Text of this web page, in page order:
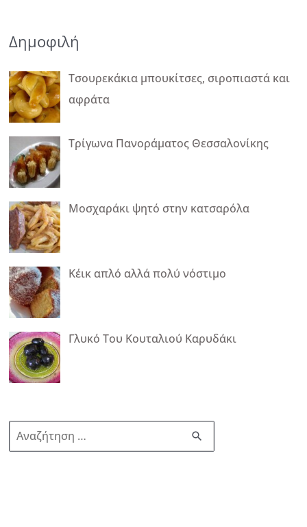
Δημοφιλή
Τσουρεκάκια μπουκίτσες, σιροπιαστά και
αφράτα
Τρίγωνα Πανοράματος Θεσσαλονίκης
Μοσχαράκι ψητό στην κατσαρόλα
Κέικ απλό αλλά πολύ νόστιμο
Γλυκό Του Κουταλιού Καρυδάκι
ν